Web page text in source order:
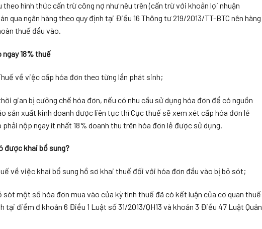
hình thức cấn trừ công nợ như nêu trên (cấn trừ với khoản lợi nhuận
qua ngân hàng theo quy định tại Điều 16 Thông tư 219/2013/TT-BTC nên hàng
thuế đầu vào.
18% thuế
về việc cấp hóa đơn theo từng lần phát sinh;
gian bị cưỡng chế hóa đơn, nếu có nhu cầu sử dụng hóa đơn để có nguồn
sản xuất kinh doanh được liên tục thì Cục thuế sẽ xem xét cấp hóa đơn lẻ
nộp ngay ít nhất 18% doanh thu trên hóa đơn lẻ được sử dụng.
được khai bổ sung?
về việc khai bổ sung hồ sơ khai thuế đối với hóa đơn đầu vào bị bỏ sót;
một số hóa đơn mua vào của kỳ tính thuế đã có kết luận của cơ quan thuế
điểm đ khoản 6 Điều 1 Luật số 31/2013/QH13 và khoản 3 Điều 47 Luật Quản